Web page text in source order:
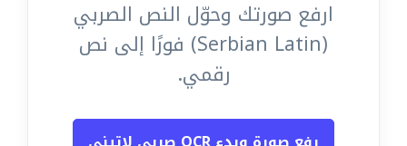
ارفع صورتك وحوّل النص الصربي
(Serbian Latin) فورًا إلى نص
رقمي.